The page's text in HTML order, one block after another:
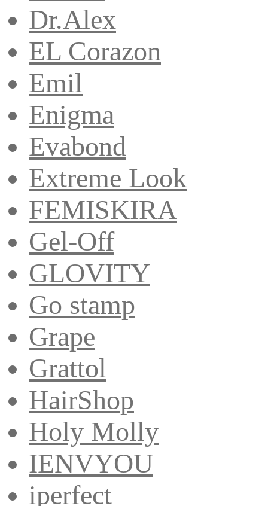
Dr.Alex
EL Corazon
Emil
Enigma
Evabond
Extreme Look
FEMISKIRA
Gel-Off
GLOVITY
Go stamp
Grape
Grattol
HairShop
Holy Molly
IENVYOU
iperfect